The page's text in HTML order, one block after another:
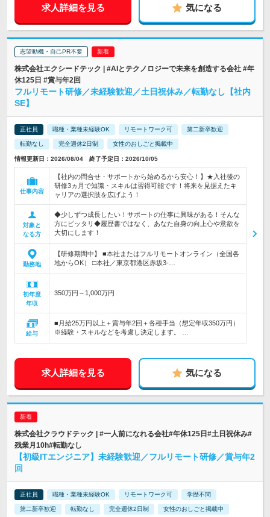
求人詳細を見る 気になる
志望動機・自己PR不要
株式会社エクシードテック | #AIとテクノロジーで未来を創造する会社 #年
休125日 #賞与年2回
フルリモート研修／未経験歓迎／土日祝休み／転勤なし【社内
SE】
正社員 職種・業種未経験OK リモートワーク可 第二新卒歓迎
転勤なし 完全週休2日制 女性のおしごと掲載中
情報更新日：2026/08/04 終了予定日：2026/10/05
仕事内容
【社内の問合せ・サポートから始めるから安心！】★入社後の
研修3ヵ月で知識・スキルは習得可能です！将来を見据えたキ
ャリアの選択肢を広げよう！
対象と
なる方
◆少しずつ成長したい！サポートの仕事に興味がある！そんな
方にピッタリ◆履歴書ではなく、あなた自身の向上心や意欲を
大切にします！
勤務地
【研修期間中】 ■本社またはフルリモートオンライン（全国各
地からOK） □本社／東京都港区赤坂3-…
初年度
年収
350万円～1,000万円
給与
■月給25万円以上＋賞与年2回＋各種手当（想定年収350万円）
※経験・スキルなどを考慮し決定します。 …
求人詳細を見る 気になる
株式会社クラウドテック | #一人前になれる会社#年休125日#土日祝休み#
残業月10h#転勤なし
【初級ITエンジニア】未経験歓迎／フルリモート研修／賞与年2
回
正社員 職種・業種未経験OK リモートワーク可 学歴不問
第二新卒歓迎 転勤なし 完全週休2日制 女性のおしごと掲載中